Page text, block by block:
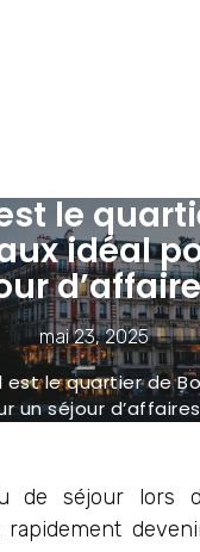
le
idéal
mai 23, 2025
est le quartier de
un séjour
de séjour lors
rapidement